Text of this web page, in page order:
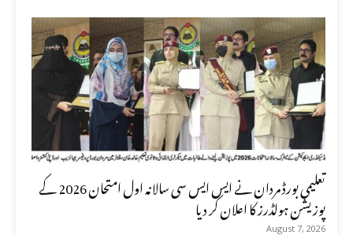
تعلیمی بورڈ مردان نے ایس ایس سی سالانہ اول امتحان 2026 کے
پوزیشن ہولڈرز کا اعلان کر دیا
August 7, 2026